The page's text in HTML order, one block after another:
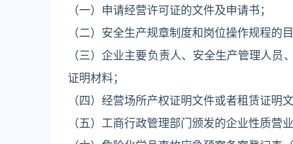
（一）申请经营许可证的文件及申请书；
（二）安全生产规章制度和岗位操作规程的目
（三）企业主要负责人、安全生产管理人
证明材料；
（四）经营场所产权证明文件或者租赁证明
（五）工商行政管理部门颁发的企业性质营